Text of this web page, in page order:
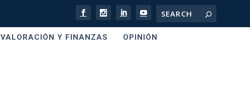
VALORACIÓN Y FINANZAS OPINIÓN